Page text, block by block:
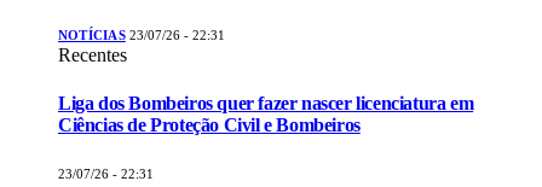
NOTÍCIAS 23/07/26 - 22:31
Recentes
Liga dos Bombeiros quer fazer nascer licenciatura em
Ciências de Proteção Civil e Bombeiros
23/07/26 - 22:31